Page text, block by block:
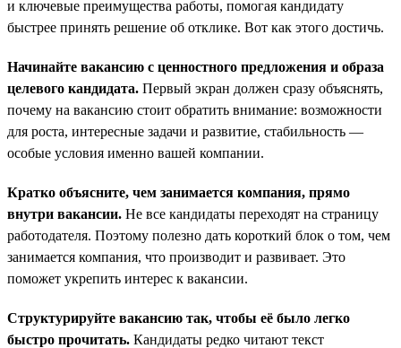
и ключевые преимущества работы, помогая кандидату
быстрее принять решение об отклике. Вот как этого достичь.
Начинайте вакансию с ценностного предложения и образа
целевого кандидата. Первый экран должен сразу объяснять,
почему на вакансию стоит обратить внимание: возможности
для роста, интересные задачи и развитие, стабильность —
особые условия именно вашей компании.
Кратко объясните, чем занимается компания, прямо
внутри вакансии. Не все кандидаты переходят на страницу
работодателя. Поэтому полезно дать короткий блок о том, чем
занимается компания, что производит и развивает. Это
поможет укрепить интерес к вакансии.
Структурируйте вакансию так, чтобы её было легко
быстро прочитать. Кандидаты редко читают текст